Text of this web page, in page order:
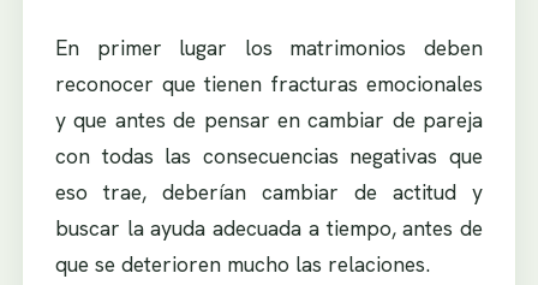
En primer lugar los matrimonios deben
reconocer que tienen fracturas emocionales
y que antes de pensar en cambiar de pareja
con todas las consecuencias negativas que
eso trae, deberían cambiar de actitud y
buscar la ayuda adecuada a tiempo, antes de
que se deterioren mucho las relaciones.